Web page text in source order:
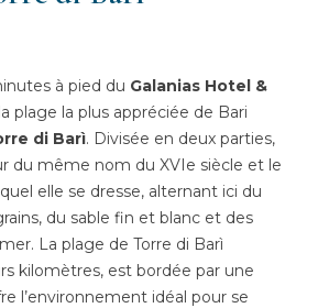
à pied du Galanias Hotel &
plage la plus appréciée de Bari
di Barì. Divisée en deux parties,
du même nom du XVIe siècle et le
elle se dresse, alternant ici du
du sable fin et blanc et des
La plage de Torre di Barì
kilomètres, est bordée par une
l’environnement idéal pour se